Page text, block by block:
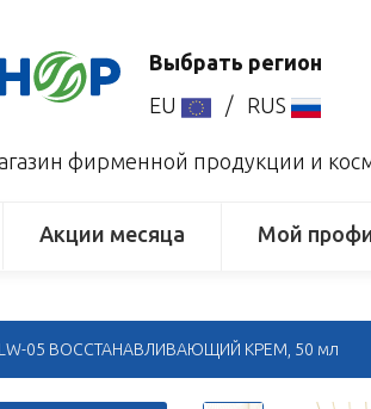
Выбрать регион
EU
/ RUS
фирменной продукции и
Акции месяца Мой
LW-05 ВОССТАНАВЛИВАЮЩИЙ КРЕМ, 50 мл